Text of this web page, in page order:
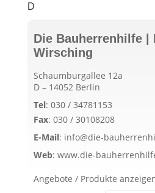
D
Die Bauherrenhilfe |
Wirsching
Schaumburgallee 12a
D – 14052 Berlin
Tel: 030 / 34781153
Fax: 030 / 30108208
E-Mail: info@die-
Web: www.die-
Angebote / Produkte